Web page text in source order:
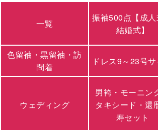
一覧
振袖500点【成人
結婚式】
色留袖・黒留袖・訪
問着
ドレス9～23号
ウェディング
男袴・モーニン
タキシード・還
寿セット